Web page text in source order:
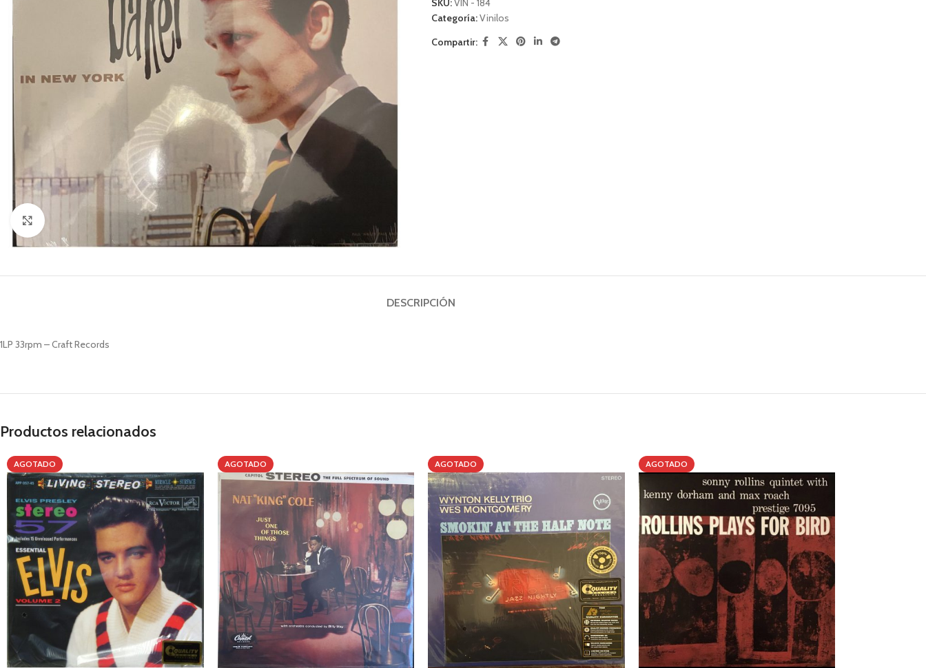
Clic para ampliar
SKU:VIN - 184
Categoría:Vinilos
Compartir:
DESCRIPCIÓN
1LP 33rpm – Craft Records
Productos relacionados
AGOTADO AGOTADO AGOTADO AGOTADO